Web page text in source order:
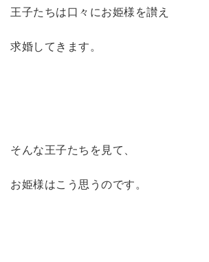
王子たちは口々にお姫様を讃え
求婚してきます。
そんな王子たちを見て、
お姫様はこう思うのです。